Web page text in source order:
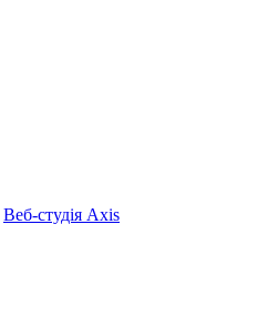
Веб-студія Axis